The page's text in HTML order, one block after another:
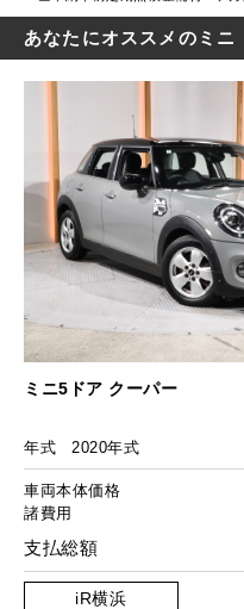
あなたにオススメのミニ
ミニ5ドア クーパー
年式 2020年式
車両本体価格
諸費用
支払総額
iR横浜